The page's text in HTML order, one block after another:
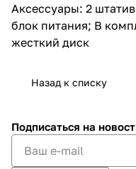
Аксессуары: 2
блок питания; В
жесткий диск
Назад к списку
Подписаться на